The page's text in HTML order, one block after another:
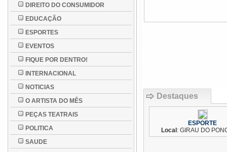
DIREITO DO CONSUMIDOR
EDUCAÇÃO
ESPORTES
EVENTOS
FIQUE POR DENTRO!
INTERNACIONAL
NOTICIAS
O ARTISTA DO MÊS
PEÇAS TEATRAIS
POLITICA
SAUDE
Destaques
ESPORTE
Local : GIRAU DO